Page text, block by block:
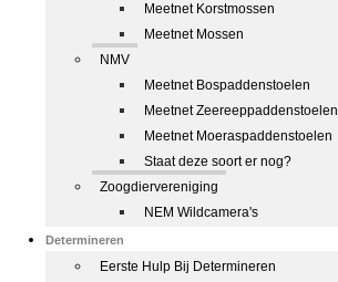
Meetnet Korstmossen
Meetnet Mossen
NMV
Meetnet Bospaddenstoelen
Meetnet Zeereeppaddenstoelen
Meetnet Moeraspaddenstoelen
Staat deze soort er nog?
Zoogdiervereniging
NEM Wildcamera's
Determineren
Eerste Hulp Bij Determineren